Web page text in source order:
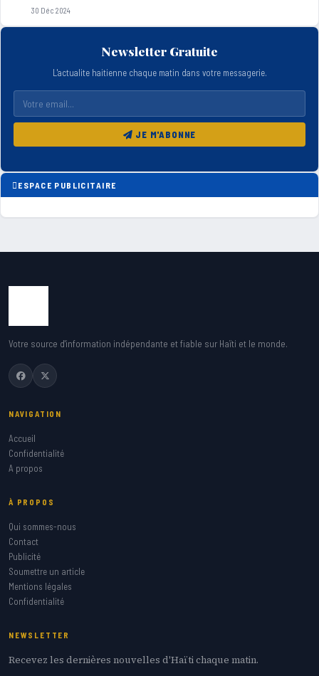
30 Déc 2024
Newsletter Gratuite
L'actualite haitienne chaque matin dans votre messagerie.
JE M'ABONNE
ESPACE PUBLICITAIRE
Votre source d'information indépendante et fiable sur Haïti et le monde.
NAVIGATION
Accueil
Confidentialité
A propos
À PROPOS
Qui sommes-nous
Contact
Publicité
Soumettre un article
Mentions légales
Confidentialité
NEWSLETTER
Recevez les dernières nouvelles d'Haïti chaque matin.